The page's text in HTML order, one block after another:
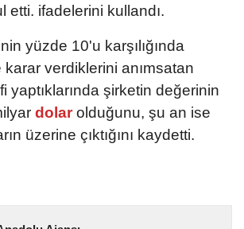
etti. ifadelerini kullandı.
yüzde 10'u karşılığında
karar verdiklerini anımsatan
yaptıklarında şirketin değerinin
dolarolduğunu, şu an ise
üzerine çıktığını kaydetti.